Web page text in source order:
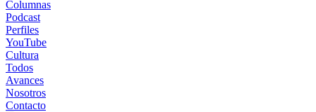
Columnas
Podcast
Perfiles
YouTube
Cultura
Todos
Avances
Nosotros
Contacto